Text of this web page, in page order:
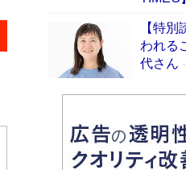
るための人生相談』
メントベストセラー］
「『火垂るの墓』は、
続けた“自責の念”と
い」監督が徹底的に
戦争の記憶
Book Bang
「叱って伸びるやつ
俳優・高嶋政伸が家族
ツ”…芸への考え方を明
【特
われる
代さん